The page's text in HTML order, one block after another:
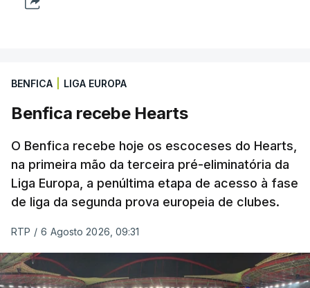
BENFICA LIGA EUROPA
Benfica recebe Hearts
O Benfica recebe hoje os escoceses do Hearts,
na primeira mão da terceira pré-eliminatória da
Liga Europa, a penúltima etapa de acesso à fase
de liga da segunda prova europeia de clubes.
RTP / 6 Agosto 2026, 09:31